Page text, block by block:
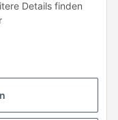
Details finden